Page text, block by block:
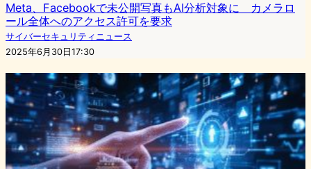
Meta、Facebookで未公開写真もAI分析対象に カメラロ
ール全体へのアクセス許可を要求
サイバーセキュリティニュース
2025年6月30日17:30